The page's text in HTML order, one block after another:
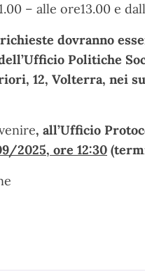
– alle ore13.00 e
dovranno
Politiche
12, Volterra, nei
, all’Ufficio
2025, ore 12:30